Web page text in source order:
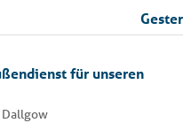
für unseren
Dallgow